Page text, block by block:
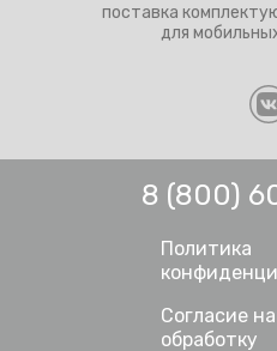
поставка
для
8 (800)
Политика
Согласие на
обработку